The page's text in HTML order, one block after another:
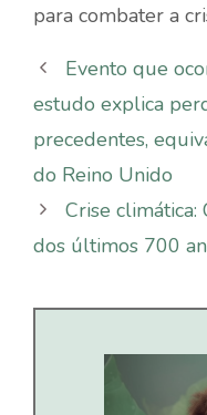
para combater a
Evento que
estudo explica
precedentes,
do Reino Unido
Crise climática:
dos últimos 700